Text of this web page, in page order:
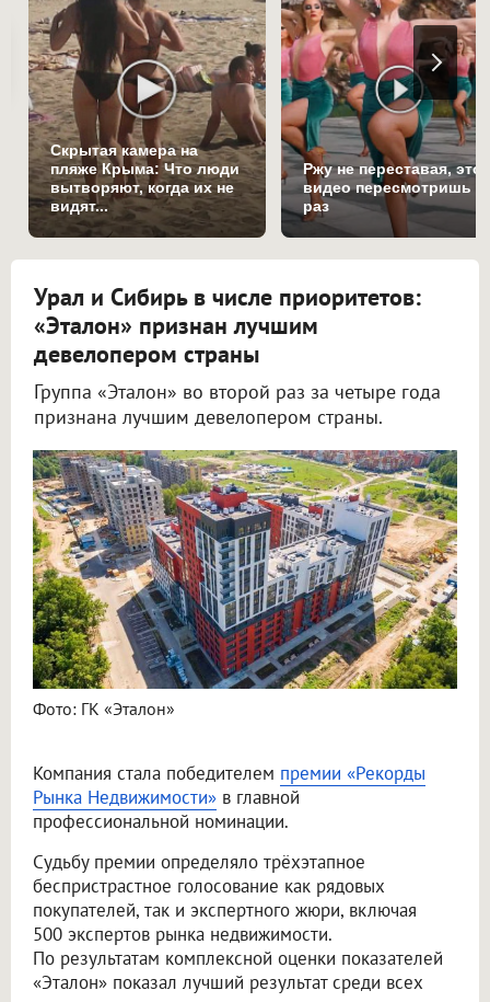
Скрытая камера на
пляже Крыма: Что люди
вытворяют, когда их не
видят...
Ржу не переставая, это
видео пересмотришь
раз
Урал и Сибирь в числе приоритетов:
«Эталон» признан лучшим
девелопером страны
Группа «Эталон» во второй раз за четыре года
признана лучшим девелопером страны.
Фото: ГК «Эталон»
Компания стала победителем премии «Рекорды
Рынка Недвижимости» в главной
профессиональной номинации.
Судьбу премии определяло трёхэтапное
беспристрастное голосование как рядовых
покупателей, так и экспертного жюри, включая
500 экспертов рынка недвижимости.
По результатам комплексной оценки показателей
«Эталон» показал лучший результат среди всех